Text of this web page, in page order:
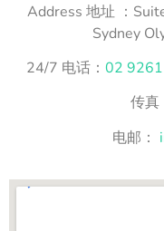
Address 地址 ：
Sydney
24/7 电话： 02
传真
电邮：